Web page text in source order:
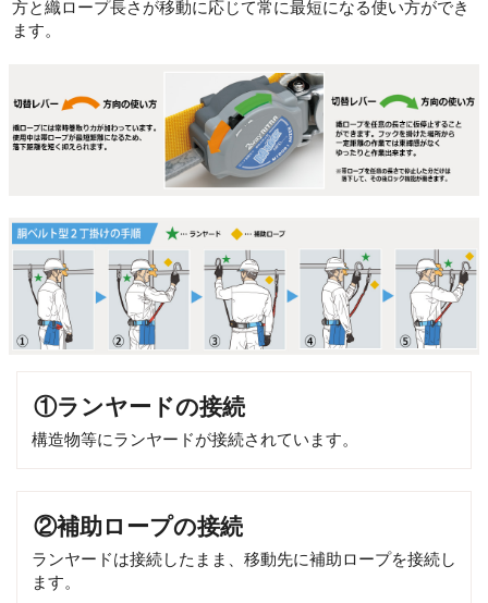
方と織ロープ長さが移動に応じて常に最短になる使い方ができ
ます。
①ランヤードの接続
構造物等にランヤードが接続されています。
②補助ロープの接続
ランヤードは接続したまま、移動先に補助ロープを接続し
ます。